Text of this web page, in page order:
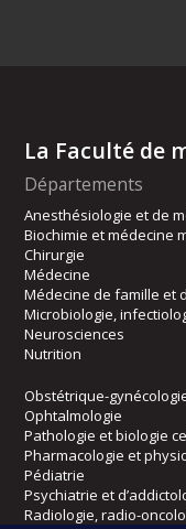
La Faculté de
Départements
Anesthésiologie et de
Biochimie et médecine
Chirurgie
Médecine
Médecine de famille et
Microbiologie,
Neurosciences
Nutrition
Obstétrique-
Ophtalmologie
Pathologie et biologie
Pharmacologie et
Pédiatrie
Psychiatrie et
Radiologie, radio-